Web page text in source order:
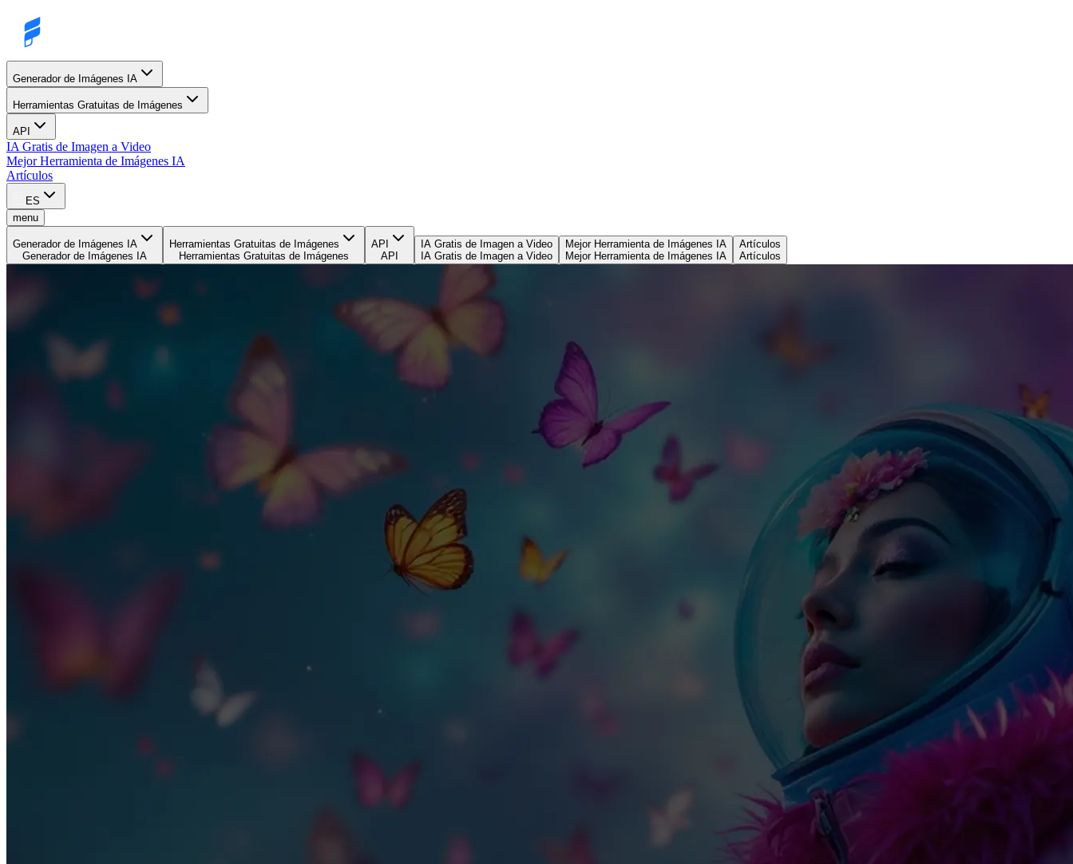
Generador de Imágenes IA
Herramientas Gratuitas de Imágenes
API
IA Gratis de Imagen a Video
Mejor Herramienta de Imágenes IA
Artículos
ES
menu
Generador de Imágenes IA
Generador de Imágenes IA
Herramientas Gratuitas de Imágenes
Herramientas Gratuitas de Imágenes
API
API
IA Gratis de Imagen a Video
IA Gratis de Imagen a Video
Mejor Herramienta de Imágenes IA
Mejor Herramienta de Imágenes IA
Artículos
Artículos